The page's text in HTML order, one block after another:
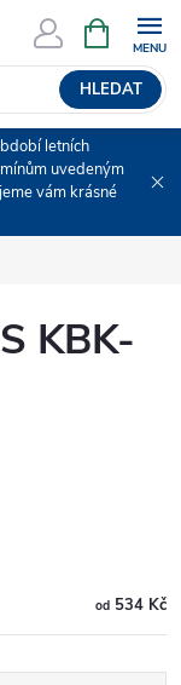
HLEDAT
NÁKUPNÍ
KOŠÍK
letních
uvedeným
vám krásné
KBK-
od534 Kč